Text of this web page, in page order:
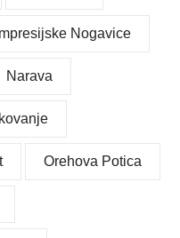
Nogavice
Narava
Orehova Potica